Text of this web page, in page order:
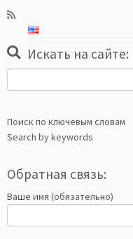
Искать на сайте:
Поиск по ключевым словам
Search by keywords
Обратная связь:
Ваше имя (обязательно)